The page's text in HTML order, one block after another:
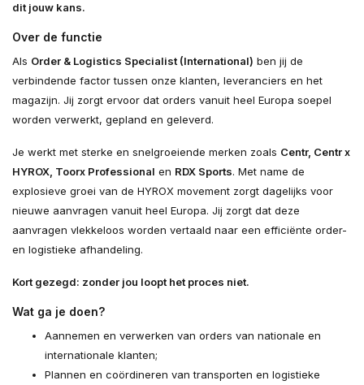
dit jouw kans.
Over de functie
Als Order & Logistics Specialist (International) ben jij de
verbindende factor tussen onze klanten, leveranciers en het
magazijn. Jij zorgt ervoor dat orders vanuit heel Europa soepel
worden verwerkt, gepland en geleverd.
Je werkt met sterke en snelgroeiende merken zoals Centr, Centr x
HYROX, Toorx Professional en RDX Sports. Met name de
explosieve groei van de HYROX movement zorgt dagelijks voor
nieuwe aanvragen vanuit heel Europa. Jij zorgt dat deze
aanvragen vlekkeloos worden vertaald naar een efficiënte order-
en logistieke afhandeling.
Kort gezegd: zonder jou loopt het proces niet.
Wat ga je doen?
Aannemen en verwerken van orders van nationale en
internationale klanten;
Plannen en coördineren van transporten en logistieke